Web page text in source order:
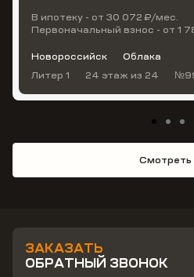
В ипотеку - от 30 072 ₽/мес.
Первоначальный взнос - от 1
Новороссийск
Облака
Литер 1
24 этаж из 24
Смотреть
ЗАКАЗАТЬ
ОБРАТНЫЙ ЗВОНОК